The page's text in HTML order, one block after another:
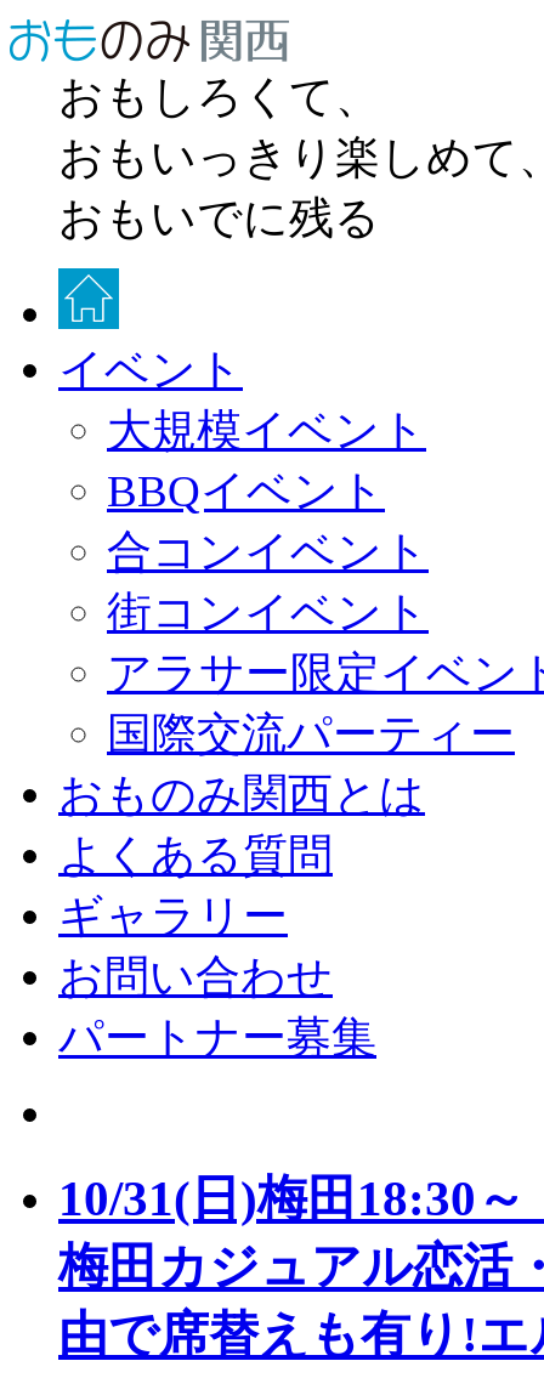
おもしろくて、
おもいっきり楽しめて
おもいでに残る
イベント
大規模イベント
BBQイベント
合コンイベント
街コンイベント
アラサー限定イベン
国際交流パーティー
おものみ関西とは
よくある質問
ギャラリー
お問い合わせ
パートナー募集
10/31(日)梅田18:30
梅田カジュアル恋活
由で席替えも有り!